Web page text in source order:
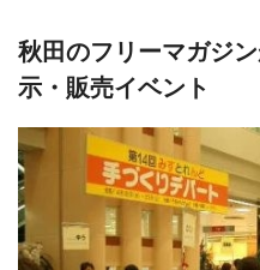
秋田のフリーマガジ
示・販売イベント